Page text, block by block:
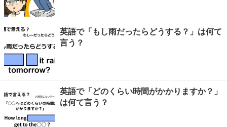
英語で「もし雨だったらどうする？」は何て
言う？
英語で「どのくらい時間がかかりますか？」
は何て言う？